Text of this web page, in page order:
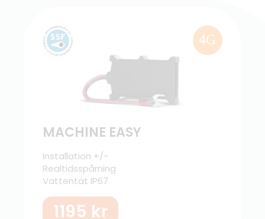
4G
MACHINE EASY
Installation +/-
Realtidsspårning
Vattentät IP67
1195 kr